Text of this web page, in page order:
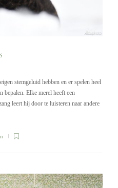
stemgeluid hebben en er spelen heel
bepalen. Elke merel heeft een
leert hij door te luisteren naar andere